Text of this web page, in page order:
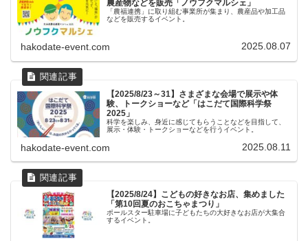
農産物などを販売「ノウフクマルシェ」
「農福連携」に取り組む事業所が集まり、農産品や加工品
などを販売するイベント。
hakodate-event.com 2025.08.07
【2025/8/23～31】さまざまな会場で展示や体
験、トークショーなど「はこだて国際科学祭
2025」
科学を楽しみ、身近に感じてもらうことなどを目指して、
展示・体験・トークショーなどを行うイベント。
hakodate-event.com 2025.08.11
【2025/8/24】こどもの好きなお店、集めました
「第10回夏のおこちゃまつり」
ポールスター駐車場に子どもたちの大好きなお店が大集合
するイベント。